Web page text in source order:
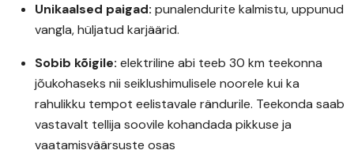
Unikaalsed paigad: punalendurite kalmistu, uppunud
vangla, hüljatud karjäärid.
Sobib kõigile: elektriline abi teeb 30 km teekonna
jõukohaseks nii seiklushimulisele noorele kui ka
rahulikku tempot eelistavale rändurile. Teekonda saab
vastavalt tellija soovile kohandada pikkuse ja
vaatamisväärsuste osas